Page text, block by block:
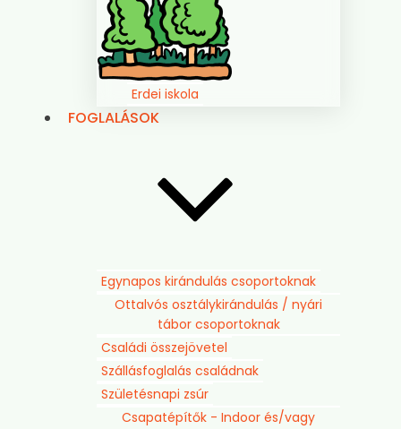
Erdei iskola
FOGLALÁSOK
Egynapos kirándulás csoportoknak
Ottalvós osztálykirándulás / nyári
tábor csoportoknak
Családi összejövetel
Szállásfoglalás családnak
Születésnapi zsúr
Csapatépítők - Indoor és/vagy